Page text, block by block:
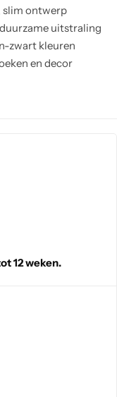
slim ontwerp
uitstraling
zwart kleuren
en decor
12 weken.